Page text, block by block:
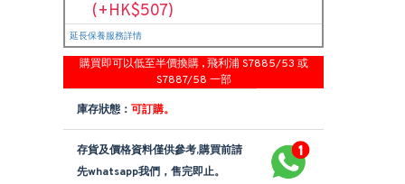
(+HK$507)
延長保養服務詳情
購買即可以低至半價換購 , 飛利浦 S7885/53 或
S7887/58 一部
庫存狀態： 可訂購。
存貨及價格資料僅供參考,購買前請
先whatsapp我們，售完即止。